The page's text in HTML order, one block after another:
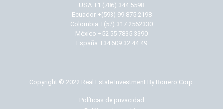
USA +1 (786) 344 5598
Ecuador +(593) 99 875 2198
Colombia +(57) 317 2562330
México +52 55 7835 3390
España +34 609 32 44 49
Copyright © 2022 Real Estate Investment By Borrero Corp.
Políticas de privacidad